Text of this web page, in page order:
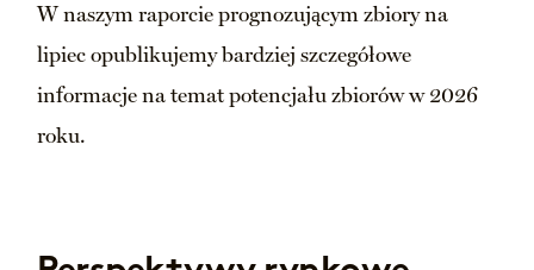
W naszym raporcie prognozującym zbiory na
lipiec opublikujemy bardziej szczegółowe
informacje na temat potencjału zbiorów w 2026
roku.